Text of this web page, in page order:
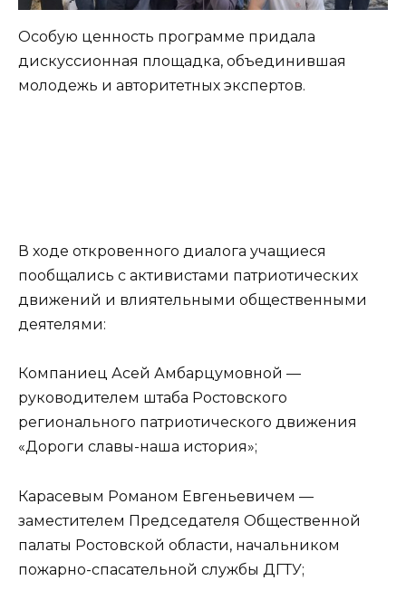
Особую ценность программе придала
дискуссионная площадка, объединившая
молодежь и авторитетных экспертов.
В ходе откровенного диалога учащиеся
пообщались с активистами патриотических
движений и влиятельными общественными
деятелями:
Компаниец Асей Амбарцумовной —
руководителем штаба Ростовского
регионального патриотического движения
«Дороги славы-наша история»;
Карасевым Романом Евгеньевичем —
заместителем Председателя Общественной
палаты Ростовской области, начальником
пожарно-спасательной службы ДГТУ;